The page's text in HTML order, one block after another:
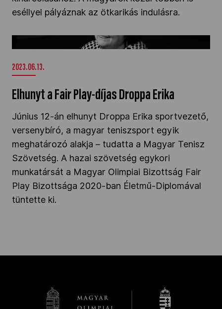
eséllyel pályáznak az ötkarikás indulásra.
Elhunyt a Fair Play-díjas Droppa Erika" />
2023.06.13.
Elhunyt a Fair Play-díjas Droppa Erika
Június 12-án elhunyt Droppa Erika sportvezető,
versenybíró, a magyar teniszsport egyik
meghatározó alakja – tudatta a Magyar Tenisz
Szövetség. A hazai szövetség egykori
munkatársát a Magyar Olimpiai Bizottság Fair
Play Bizottsága 2020-ban Életmű-Diplomával
tüntette ki.